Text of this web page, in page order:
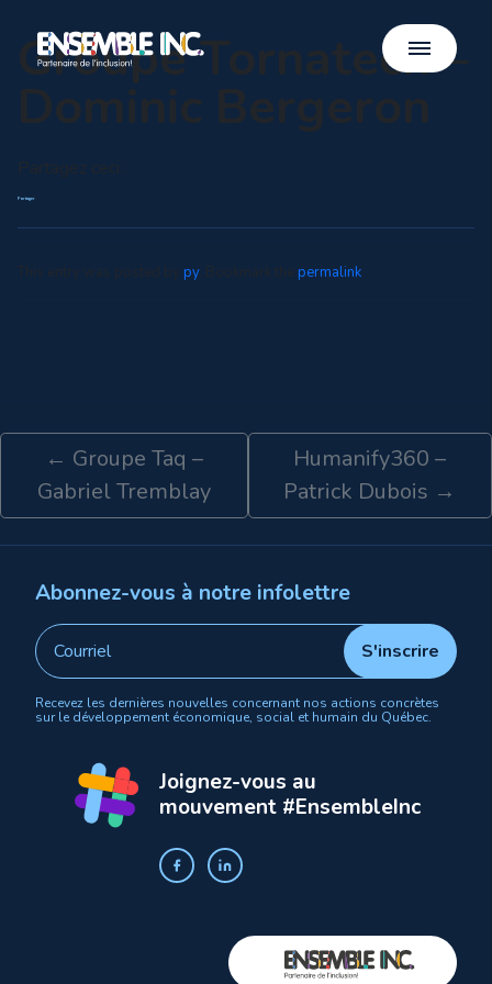
Groupe Tornatech –
Partager
py. Bookmark the permalink
← Groupe Taq –
Gabriel Tremblay
Humanify360 –
Patrick Dubois →
Abonnez-vous à notre infolettre
Recevez les dernières nouvelles concernant nos actions concrètes
sur le développement économique, social et humain du Québec.
Joignez-vous au
mouvement #EnsembleInc